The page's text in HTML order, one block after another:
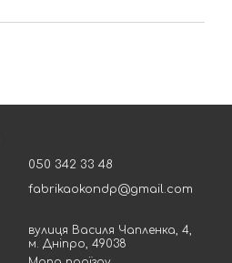
050 342 33 48
fabrikaokondp@gmail.com
вулиця Василя Чапленка, 4,
м. Дніпро, 49038